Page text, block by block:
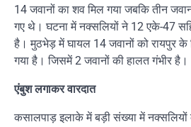
14 जवानों का शव मिल गया जबकि तीन
गए थे। घटना में नक्सलियों ने 12 एके-47
है। मुठभेड़ में घायल 14 जवानों को रायपुर के
गया है। जिसमें 2 जवानों की हालत गंभीर है।
एंबुश लगाकर वारदात
कसालपाड़ इलाके में बड़ी संख्या में नक्सलियों